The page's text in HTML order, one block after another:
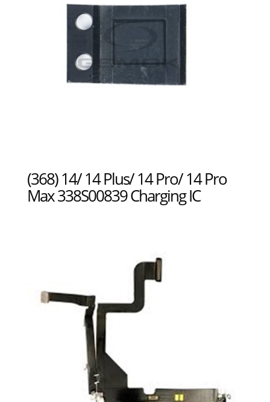
(368) 14/ 14 Plus/ 14 Pro/ 14 Pro
Max 338S00839 Charging IC